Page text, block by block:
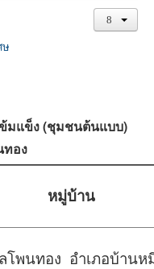
ษ
มแข็ง (ชุมชนต้นแบบ)
ทอง
หมู่บ้าน
โพนทอง อำเภอบ้านห